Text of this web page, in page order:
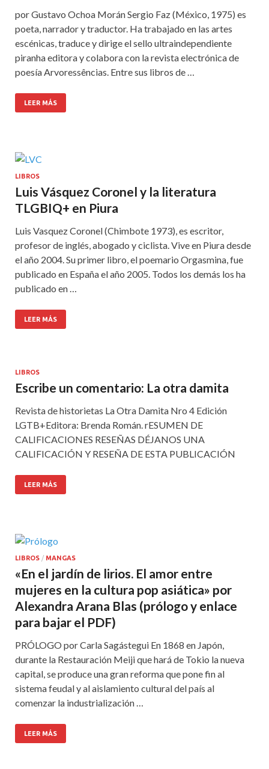
por Gustavo Ochoa Morán Sergio Faz (México, 1975) es
poeta, narrador y traductor. Ha trabajado en las artes
escénicas, traduce y dirige el sello ultraindependiente
piranha editora y colabora con la revista electrónica de
poesía Arvoressências. Entre sus libros de …
LEER MÁS
LIBROS
Luis Vásquez Coronel y la literatura
TLGBIQ+ en Piura
Luis Vasquez Coronel (Chimbote 1973), es escritor,
profesor de inglés, abogado y ciclista. Vive en Piura desde
el año 2004. Su primer libro, el poemario Orgasmina, fue
publicado en España el año 2005. Todos los demás los ha
publicado en …
LEER MÁS
LIBROS
Escribe un comentario: La otra damita
Revista de historietas La Otra Damita Nro 4 Edición
LGTB+Editora: Brenda Román. rESUMEN DE
CALIFICACIONES RESEÑAS DÉJANOS UNA
CALIFICACIÓN Y RESEÑA DE ESTA PUBLICACIÓN
LEER MÁS
LIBROS / MANGAS
«En el jardín de lirios. El amor entre
mujeres en la cultura pop asiática» por
Alexandra Arana Blas (prólogo y enlace
para bajar el PDF)
PRÓLOGO por Carla Sagástegui En 1868 en Japón,
durante la Restauración Meiji que hará de Tokio la nueva
capital, se produce una gran reforma que pone fin al
sistema feudal y al aislamiento cultural del país al
comenzar la industrialización …
LEER MÁS